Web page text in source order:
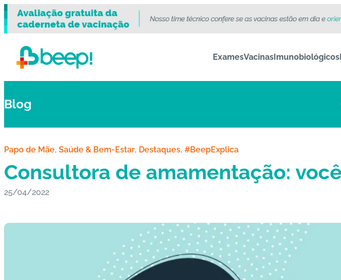
ExamesVacinasImunobiológicos
Blog
Papo de Mãe, Saúde & Bem-Estar, Destaques, #BeepExplica
Consultora de amamentação:
25/04/2022